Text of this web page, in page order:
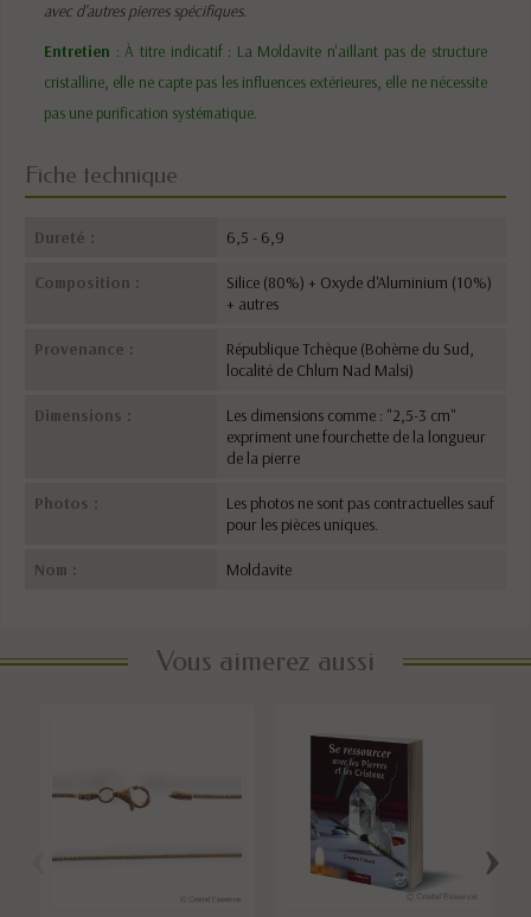
avec d'autres pierres spécifiques.
Entretien : À titre indicatif : La Moldavite n'aillant pas de structure
cristalline, elle ne capte pas les influences extérieures, elle ne nécessite
pas une purification systématique.
Fiche technique
Dureté : 6,5 - 6,9
Composition :
Silice (80%) + Oxyde d'Aluminium (10%)
+ autres
Provenance :
République Tchèque (Bohème du Sud,
localité de Chlum Nad Malsi)
Dimensions :
Les dimensions comme : "2,5-3 cm"
expriment une fourchette de la longueur
de la pierre
Photos :
Les photos ne sont pas contractuelles sauf
pour les pièces uniques.
Nom : Moldavite
Vous aimerez aussi
›